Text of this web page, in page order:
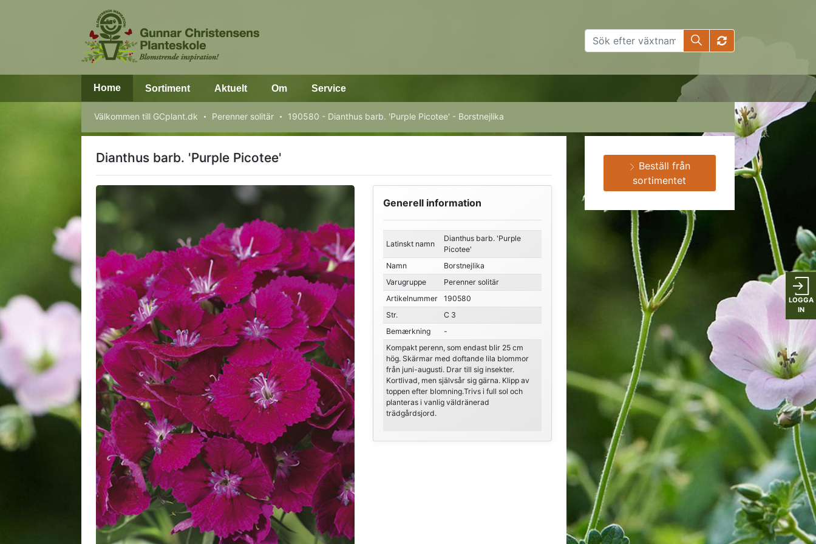
LOGGA
IN
Home Sortiment Aktuelt Om Service
Välkommen till GCplant.dk Perenner solitär 190580 - Dianthus barb. 'Purple Picotee' - Borstnejlika
Dianthus barb. 'Purple Picotee'
Generell information
Latinskt namn
Dianthus barb. 'Purple
Picotee'
Namn
Borstnejlika
Varugruppe
Perenner solitär
Artikelnummer
190580
Str.
C 3
Bemærkning
-
Kompakt perenn, som endast blir 25 cm
hög. Skärmar med doftande lila blommor
från juni-augusti. Drar till sig insekter.
Kortlivad, men självsår sig gärna. Klipp av
toppen efter blomning.Trivs i full sol och
planteras i vanlig väldränerad
trädgårdsjord.
Beställ från
sortimentet